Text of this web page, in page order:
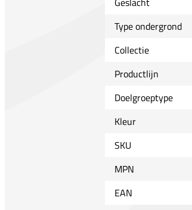
Type ondergrond
Collectie
Productlijn
Doelgroeptype
Kleur
SKU
MPN
EAN